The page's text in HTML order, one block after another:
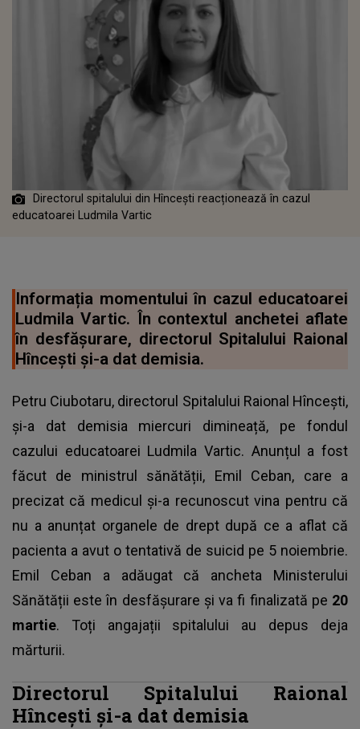
Directorul spitalului din Hîncești reacționează în cazul
educatoarei Ludmila Vartic
Informația momentului în cazul educatoarei
Ludmila Vartic. În contextul anchetei aflate
în desfășurare, directorul Spitalului Raional
Hîncești și-a dat demisia.
Petru Ciubotaru, directorul Spitalului Raional Hîncești,
și-a dat demisia miercuri dimineață, pe fondul
cazului educatoarei Ludmila Vartic. Anunțul a fost
făcut de ministrul sănătății, Emil Ceban, care a
precizat că medicul și-a recunoscut vina pentru că
nu a anunțat organele de drept după ce a aflat că
pacienta a avut o tentativă de suicid pe 5 noiembrie.
Emil Ceban a adăugat că ancheta Ministerului
Sănătății este în desfășurare și va fi finalizată pe 20
martie. Toți angajații spitalului au depus deja
mărturii.
Directorul Spitalului Raional
Hîncești și-a dat demisia